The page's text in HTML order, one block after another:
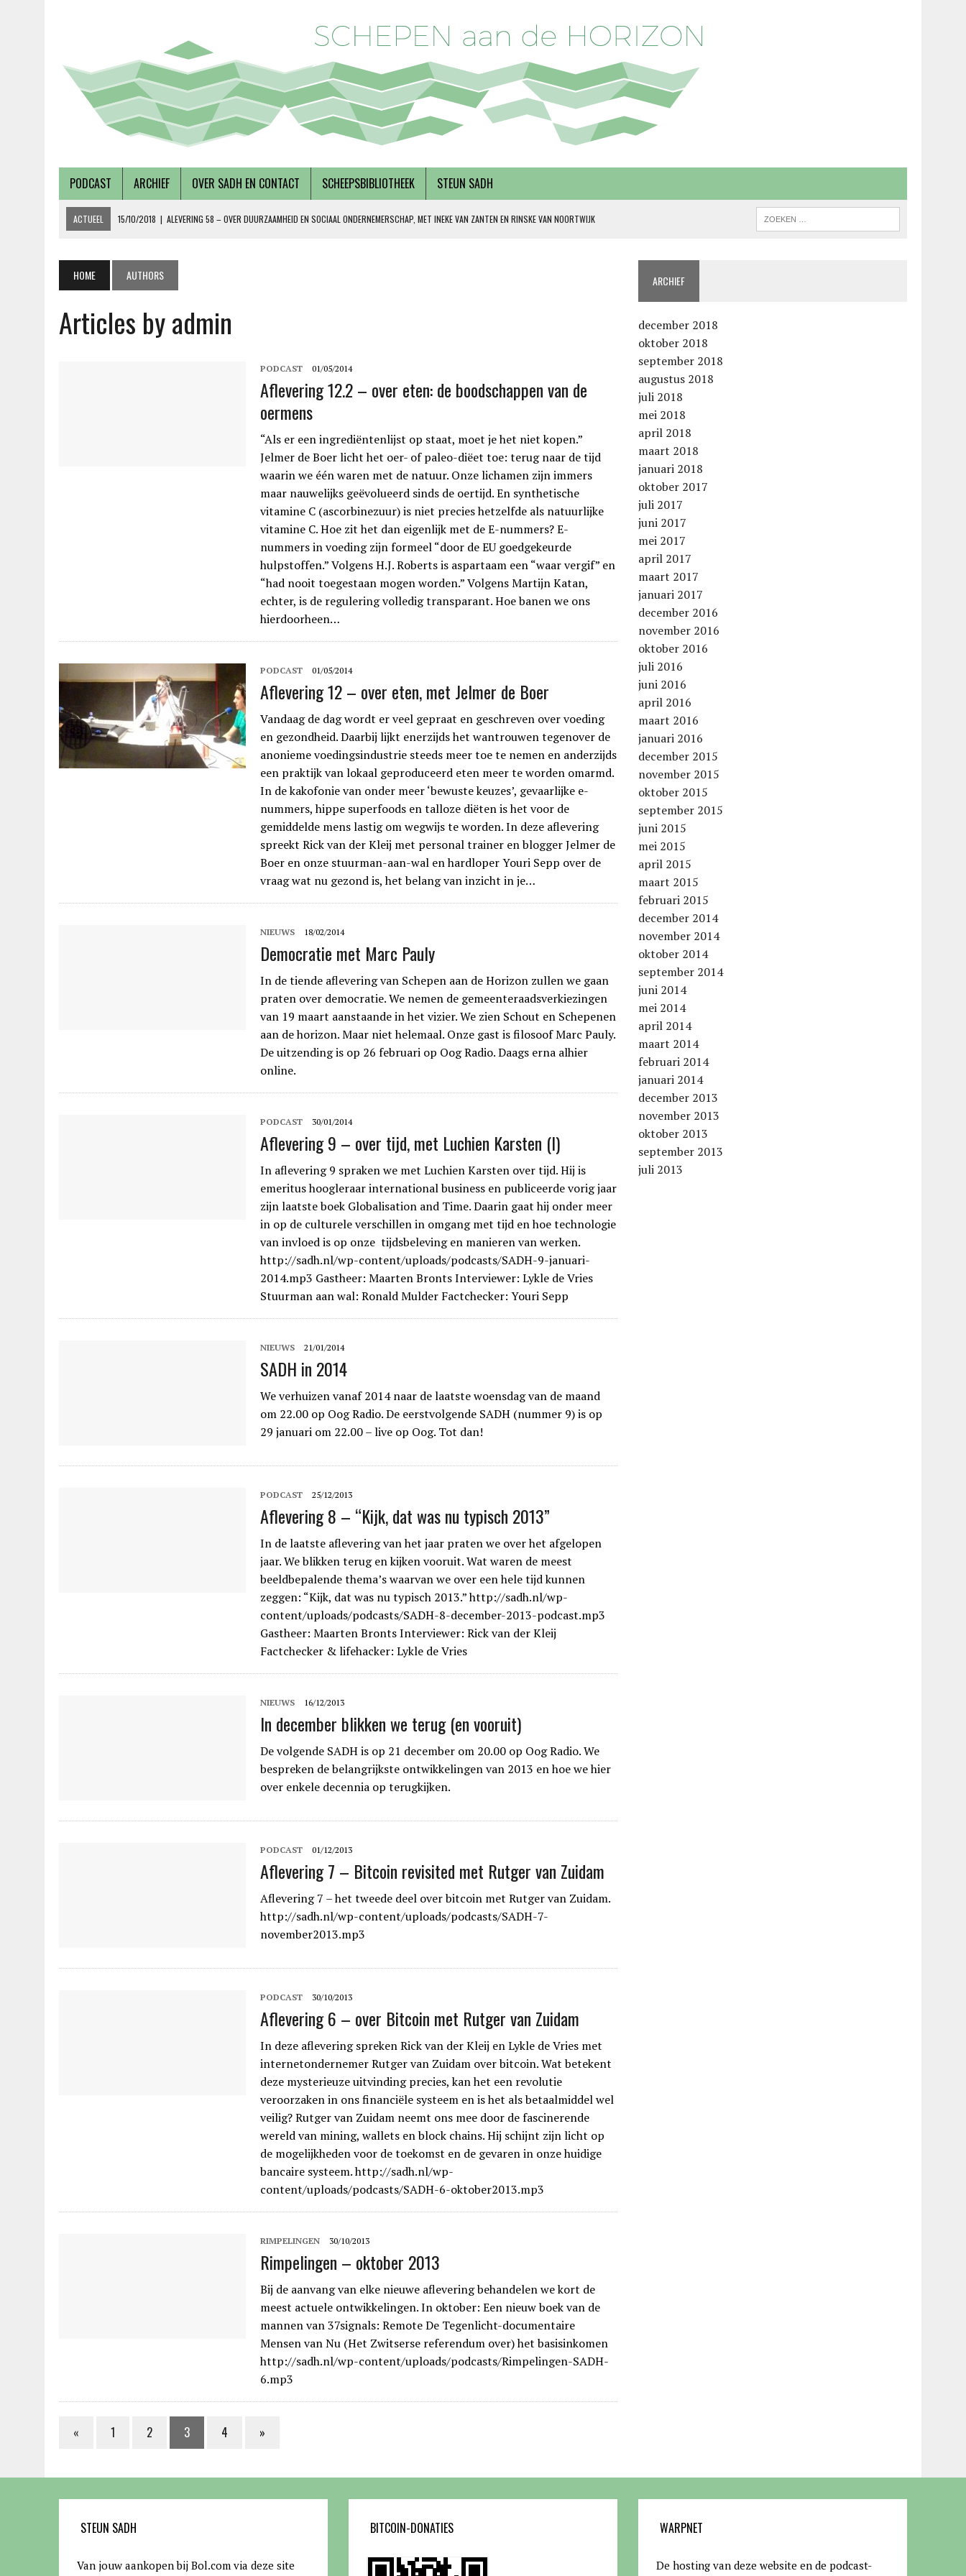
PODCAST ARCHIEF OVER SADH EN CONTACT SCHEEPSBIBLIOTHEEK STEUN SADH
ACTUEEL 15/10/2018 | ALEVERING 58 – OVER DUURZAAMHEID EN SOCIAAL ONDERNEMERSCHAP, MET INEKE VAN ZANTEN EN RINSKE VAN NOORTWIJK
27/07/2018 | AFLEVERING 56 – OVER METABOLE ZIEKTEN, MET TERRY DERKS
08/12/2018
AFLEVERING 59 – OVER VOLKSHUISVESTING, MET PIETER BREGMAN
HOME AUTHORS
Articles by admin
PODCAST 01/05/2014
Aflevering 12.2 – over eten: de boodschappen van de
oermens
“Als er een ingrediëntenlijst op staat, moet je het niet kopen.”
Jelmer de Boer licht het oer- of paleo-diëet toe: terug naar de tijd
waarin we één waren met de natuur. Onze lichamen zijn immers
maar nauwelijks geëvolueerd sinds de oertijd. En synthetische
vitamine C (ascorbinezuur) is niet precies hetzelfde als natuurlijke
vitamine C. Hoe zit het dan eigenlijk met de E-nummers? E-
nummers in voeding zijn formeel “door de EU goedgekeurde
hulpstoffen.” Volgens H.J. Roberts is aspartaam een “waar vergif” en
“had nooit toegestaan mogen worden.” Volgens Martijn Katan,
echter, is de regulering volledig transparant. Hoe banen we ons
hierdoorheen…
PODCAST 01/05/2014
Aflevering 12 – over eten, met Jelmer de Boer
Vandaag de dag wordt er veel gepraat en geschreven over voeding
en gezondheid. Daarbij lijkt enerzijds het wantrouwen tegenover de
anonieme voedingsindustrie steeds meer toe te nemen en anderzijds
een praktijk van lokaal geproduceerd eten meer te worden omarmd.
In de kakofonie van onder meer ‘bewuste keuzes’, gevaarlijke e-
nummers, hippe superfoods en talloze diëten is het voor de
gemiddelde mens lastig om wegwijs te worden. In deze aflevering
spreekt Rick van der Kleij met personal trainer en blogger Jelmer de
Boer en onze stuurman-aan-wal en hardloper Youri Sepp over de
vraag wat nu gezond is, het belang van inzicht in je…
NIEUWS 18/02/2014
Democratie met Marc Pauly
In de tiende aflevering van Schepen aan de Horizon zullen we gaan
praten over democratie. We nemen de gemeenteraadsverkiezingen
van 19 maart aanstaande in het vizier. We zien Schout en Schepenen
aan de horizon. Maar niet helemaal. Onze gast is filosoof Marc Pauly.
De uitzending is op 26 februari op Oog Radio. Daags erna alhier
online.
PODCAST 30/01/2014
Aflevering 9 – over tijd, met Luchien Karsten (I)
In aflevering 9 spraken we met Luchien Karsten over tijd. Hij is
emeritus hoogleraar international business en publiceerde vorig jaar
zijn laatste boek Globalisation and Time. Daarin gaat hij onder meer
in op de culturele verschillen in omgang met tijd en hoe technologie
van invloed is op onze tijdsbeleving en manieren van werken.
http://sadh.nl/wp-content/uploads/podcasts/SADH-9-januari-
2014.mp3 Gastheer: Maarten Bronts Interviewer: Lykle de Vries
Stuurman aan wal: Ronald Mulder Factchecker: Youri Sepp
NIEUWS 21/01/2014
SADH in 2014
We verhuizen vanaf 2014 naar de laatste woensdag van de maand
om 22.00 op Oog Radio. De eerstvolgende SADH (nummer 9) is op
29 januari om 22.00 – live op Oog. Tot dan!
PODCAST 25/12/2013
Aflevering 8 – “Kijk, dat was nu typisch 2013”
In de laatste aflevering van het jaar praten we over het afgelopen
jaar. We blikken terug en kijken vooruit. Wat waren de meest
beeldbepalende thema’s waarvan we over een hele tijd kunnen
zeggen: “Kijk, dat was nu typisch 2013.” http://sadh.nl/wp-
content/uploads/podcasts/SADH-8-december-2013-podcast.mp3
Gastheer: Maarten Bronts Interviewer: Rick van der Kleij
Factchecker & lifehacker: Lykle de Vries
NIEUWS 16/12/2013
In december blikken we terug (en vooruit)
De volgende SADH is op 21 december om 20.00 op Oog Radio. We
bespreken de belangrijkste ontwikkelingen van 2013 en hoe we hier
over enkele decennia op terugkijken.
PODCAST 01/12/2013
Aflevering 7 – Bitcoin revisited met Rutger van Zuidam
Aflevering 7 – het tweede deel over bitcoin met Rutger van Zuidam.
http://sadh.nl/wp-content/uploads/podcasts/SADH-7-
november2013.mp3
PODCAST 30/10/2013
Aflevering 6 – over Bitcoin met Rutger van Zuidam
In deze aflevering spreken Rick van der Kleij en Lykle de Vries met
internetondernemer Rutger van Zuidam over bitcoin. Wat betekent
deze mysterieuze uitvinding precies, kan het een revolutie
veroorzaken in ons financiële systeem en is het als betaalmiddel wel
veilig? Rutger van Zuidam neemt ons mee door de fascinerende
wereld van mining, wallets en block chains. Hij schijnt zijn licht op
de mogelijkheden voor de toekomst en de gevaren in onze huidige
bancaire systeem. http://sadh.nl/wp-
content/uploads/podcasts/SADH-6-oktober2013.mp3
RIMPELINGEN 30/10/2013
Rimpelingen – oktober 2013
Bij de aanvang van elke nieuwe aflevering behandelen we kort de
meest actuele ontwikkelingen. In oktober: Een nieuw boek van de
mannen van 37signals: Remote De Tegenlicht-documentaire
Mensen van Nu (Het Zwitserse referendum over) het basisinkomen
http://sadh.nl/wp-content/uploads/podcasts/Rimpelingen-SADH-
6.mp3
« 1 2 3 4 »
ARCHIEF
december 2018
oktober 2018
september 2018
augustus 2018
juli 2018
mei 2018
april 2018
maart 2018
januari 2018
oktober 2017
juli 2017
juni 2017
mei 2017
april 2017
maart 2017
januari 2017
december 2016
november 2016
oktober 2016
juli 2016
juni 2016
april 2016
maart 2016
januari 2016
december 2015
november 2015
oktober 2015
september 2015
juni 2015
mei 2015
april 2015
maart 2015
februari 2015
december 2014
november 2014
oktober 2014
september 2014
juni 2014
mei 2014
april 2014
maart 2014
februari 2014
januari 2014
december 2013
november 2013
oktober 2013
september 2013
juli 2013
STEUN SADH
Van jouw aankopen bij Bol.com via deze site
BITCOIN-DONATIES WARPNET
De hosting van deze website en de podcast-